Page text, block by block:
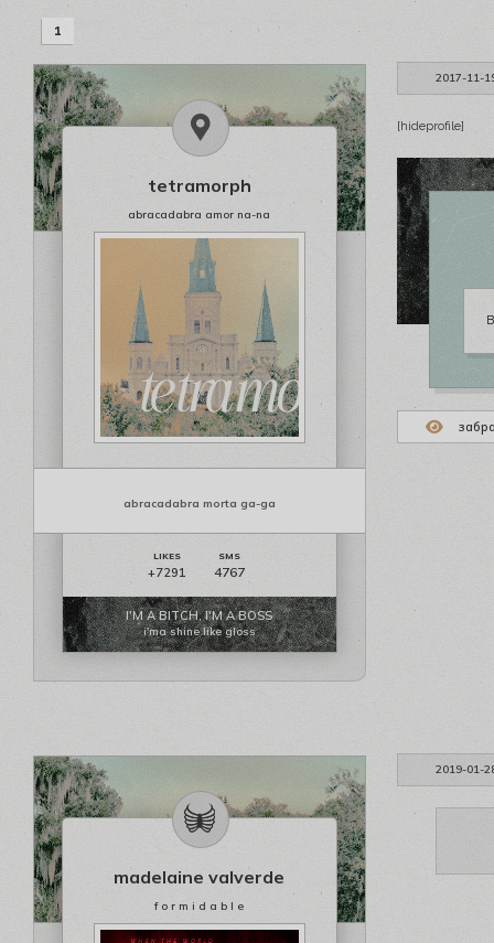
1
2017-11-
tetramorph
abracadabra amor na-na
abracadabra morta ga-ga
+7291 4767
I'M A BITCH, I'M A BOSS
i'ma shine like gloss
[hideprofile]
2019-01-
madelaine valverde
f o r m i d a b l e